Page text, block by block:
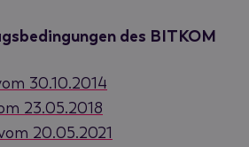
des BITKOM
30.10.2014
23.05.2018
20.05.2021